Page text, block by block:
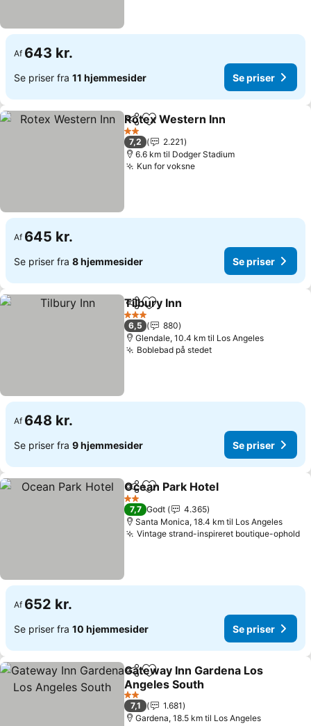
Af 643 kr.
Se priser fra 11 hjemmesider Se priser
Del Føj til favoritter
Rotex Western Inn
2 Stjerner
7,2
2.221
6.6 km til Dodger Stadium
Kun for voksneSe priser
Af 645 kr.
Se priser fra 8 hjemmesider Se priser
Del Føj til favoritter
Tilbury Inn
3 Stjerner
6,5
880
Glendale, 10.4 km til Los Angeles
Boblebad på stedetSe priser
Af 648 kr.
Se priser fra 9 hjemmesider Se priser
Del Føj til favoritter
Ocean Park Hotel
2 Stjerner
7,7 Godt
4.365
Santa Monica, 18.4 km til Los Angeles
Vintage strand-inspireret boutique-ophold
Af 652 kr.
Se priser fra 10 hjemmesider Se priser
Del Føj til favoritter
Gateway Inn Gardena Los
Angeles South
Se priser
2 Stjerner
7,1
1.681
Gardena, 18.5 km til Los Angeles